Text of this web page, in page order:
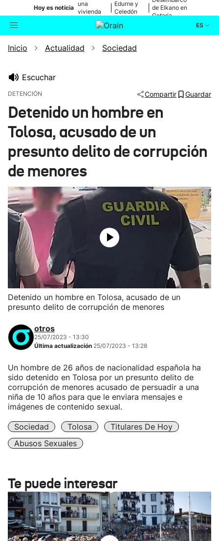
Hoy es noticia
una
vivienda
de Bilbao
Edurne y
Celedón
de Elkano en
Getaria
ES
Buscador Actualidad
Ikusmiran
Eguraldia
Inicio Actualidad Sociedad
Escuchar
DETENCIÓN Compartir Guardar
Detenido un hombre en
Tolosa, acusado de un
presunto delito de corrupción
de menores
Detenido un hombre en Tolosa, acusado de un
presunto delito de corrupción de menores
otros
25/07/2023 - 13:30
Última actualización 25/07/2023 - 13:28
Un hombre de 26 años de nacionalidad española ha
sido detenido en Tolosa por un presunto delito de
corrupción de menores acusado de persuadir a una
niña de 10 años para que le enviara mensajes e
imágenes de contenido sexual.
Sociedad Tolosa
Titulares De Hoy
Abusos Sexuales
Te puede interesar